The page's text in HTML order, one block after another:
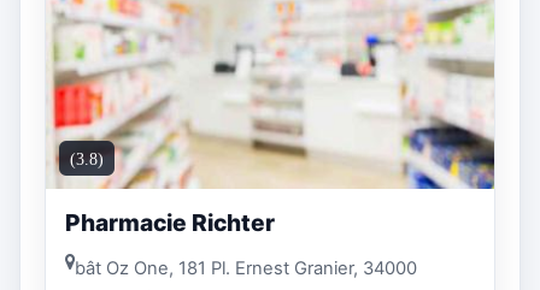
(3.8)
Pharmacie Richter
bât Oz One, 181 Pl. Ernest Granier, 34000